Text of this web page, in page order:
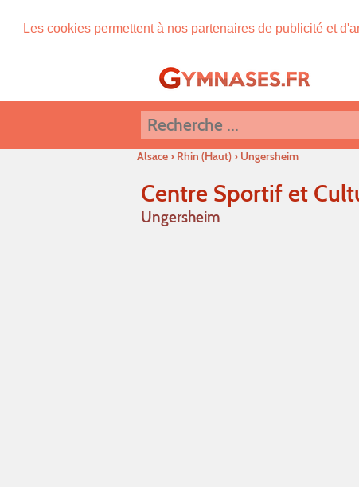
Les cookies permettent à nos partenaires de publicité et
Alsace› Rhin (Haut)› Ungersheim
Centre Sportif et
Ungersheim